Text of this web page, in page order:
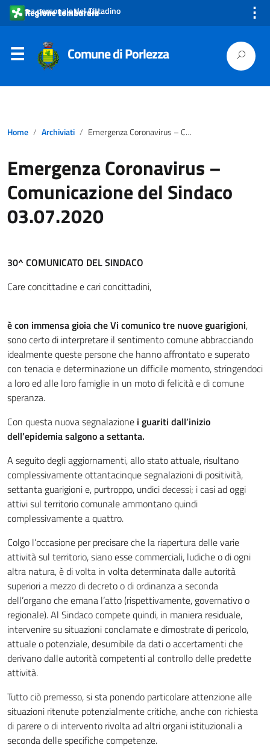
Area personale del Cittadino ⋮
Comune di Porlezza
Home Archiviati Emergenza Coronavirus – Comunicazione del Sindaco 03.07.2020
Emergenza Coronavirus –
Comunicazione del Sindaco
03.07.2020
30^ COMUNICATO DEL SINDACO
Care concittadine e cari concittadini,
è con immensa gioia che Vi comunico tre nuove guarigioni,
sono certo di interpretare il sentimento comune abbracciando
idealmente queste persone che hanno affrontato e superato
con tenacia e determinazione un difficile momento, stringendoci
a loro ed alle loro famiglie in un moto di felicità e di comune
speranza.
Con questa nuova segnalazione i guariti dall’inizio
dell’epidemia salgono a settanta.
A seguito degli aggiornamenti, allo stato attuale, risultano
complessivamente ottantacinque segnalazioni di positività,
settanta guarigioni e, purtroppo, undici decessi; i casi ad oggi
attivi sul territorio comunale ammontano quindi
complessivamente a quattro.
Colgo l’occasione per precisare che la riapertura delle varie
attività sul territorio, siano esse commerciali, ludiche o di ogni
altra natura, è di volta in volta determinata dalle autorità
superiori a mezzo di decreto o di ordinanza a seconda
dell’organo che emana l’atto (rispettivamente, governativo o
regionale). Al Sindaco compete quindi, in maniera residuale,
intervenire su situazioni conclamate e dimostrate di pericolo,
attuale o potenziale, desumibile da dati o accertamenti che
derivano dalle autorità competenti al controllo delle predette
attività.
Tutto ciò premesso, si sta ponendo particolare attenzione alle
situazioni ritenute potenzialmente critiche, anche con richiesta
di parere o di intervento rivolta ad altri organi istituzionali a
seconda delle specifiche competenze.